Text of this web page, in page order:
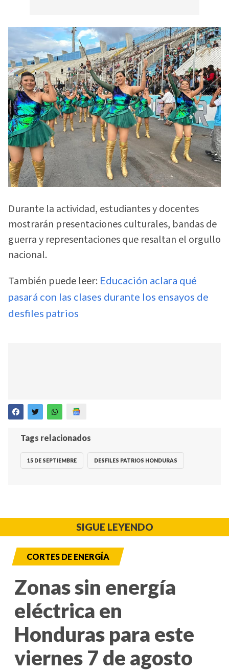
Durante la actividad, estudiantes y docentes
mostrarán presentaciones culturales, bandas de
guerra y representaciones que resaltan el orgullo
nacional.
También puede leer: Educación aclara qué
pasará con las clases durante los ensayos de
desfiles patrios
Tags relacionados
15 DE SEPTIEMBRE DESFILES PATRIOS HONDURAS
SIGUE LEYENDO
CORTES DE ENERGÍA
Zonas sin energía
eléctrica en
Honduras para este
viernes 7 de agosto